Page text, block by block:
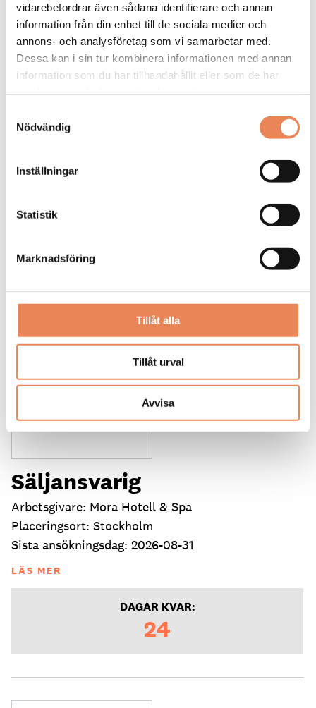
vidarebefordrar även sådana identifierare och annan
information från din enhet till de sociala medier och
annons- och analysföretag som vi samarbetar med.
Dessa kan i sin tur kombinera informationen med annan
information som du har tillhandahållit eller som de har
Nödvändig
Inställningar
Statistik
Marknadsföring
Tillåt alla
Tillåt urval
Avvisa
Kock
Arbetsgivare: Smådalarö Gård Hotell & Spa
23
Säljansvarig
Arbetsgivare: Mora Hotell & Spa
Placeringsort: Stockholm
Sista ansökningsdag: 2026-08-31
LÄS MER
DAGAR KVAR:
24